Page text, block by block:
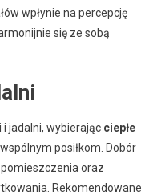
wpłynie na percepcję
się ze sobą
jadalni, wybierając ciepłe
posiłkom. Dobór
oraz
Rekomendowane